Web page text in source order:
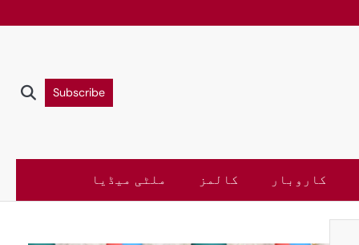
Subscribe
کاروبار کالمز ملٹی میڈیا